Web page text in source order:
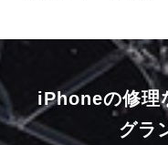
iPhoneの修理
グラ